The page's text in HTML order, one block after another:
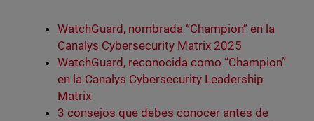
WatchGuard, nombrada “Champion” en la
Canalys Cybersecurity Matrix 2025
WatchGuard, reconocida como “Champion”
en la Canalys Cybersecurity Leadership
Matrix
3 consejos que debes conocer antes de